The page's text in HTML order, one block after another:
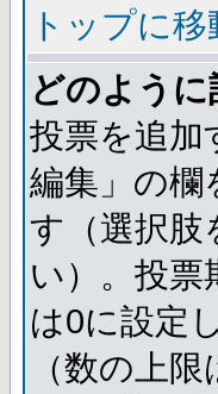
トップに移
どのよう
投票を追加
編集」の欄
す（選択肢
い）。投
は0に設定
（数の上